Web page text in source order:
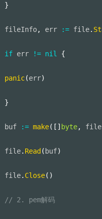
}
fileInfo, err := file.
if err != nil {
panic(err)
}
buf := make( [ ] byte,
file. Read ( buf)
file. Close( )
// 2. pem解码